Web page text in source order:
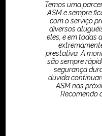
Temos uma
ASM e sempre
com o serviço
diversos
eles, e em todas
prestativa. A
são sempre
segurança
dúvida
ASM nas
Recomendo